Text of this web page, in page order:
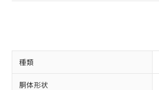
種類
胴体形状